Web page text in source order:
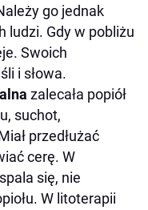
go jednak
ludzi. Gdy w pobliżu
Swoich
i słowa.
zalecała popiół
suchot,
przedłużać
cerę. W
się, nie
W litoterapii